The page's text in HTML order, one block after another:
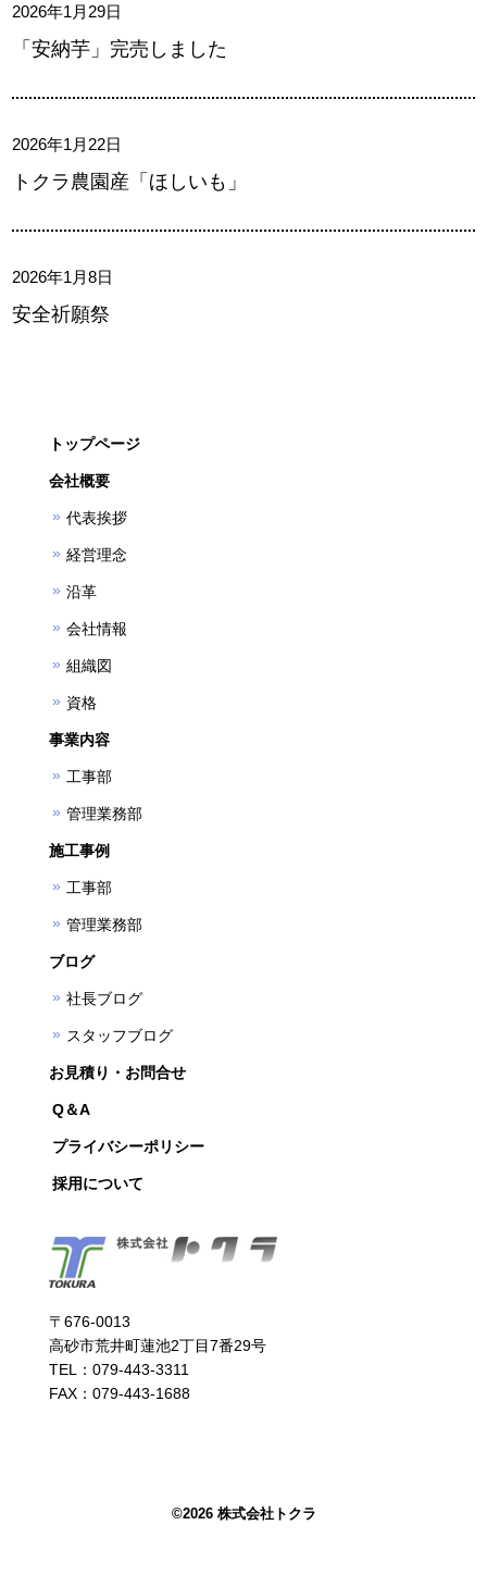
2026年1月29日
「安納芋」完売しました
2026年1月22日
トクラ農園産「ほしいも」
2026年1月8日
安全祈願祭
トップページ
会社概要
代表挨拶
経営理念
沿革
会社情報
組織図
資格
事業内容
工事部
管理業務部
施工事例
工事部
管理業務部
ブログ
社長ブログ
スタッフブログ
お見積り・お問合せ
Q＆A
プライバシーポリシー
採用について
〒676-0013
高砂市荒井町蓮池2丁目7番29号
TEL：079-443-3311
FAX：079-443-1688
©2026 株式会社トクラ